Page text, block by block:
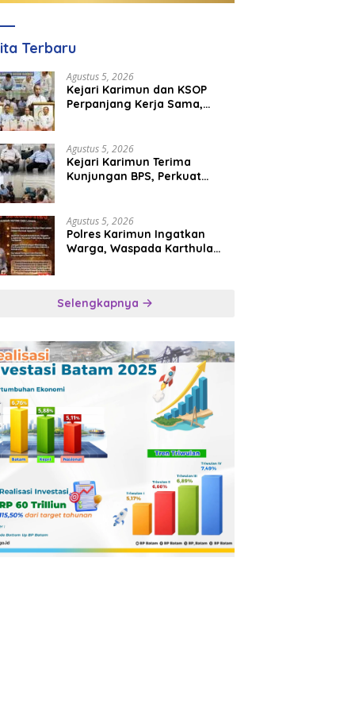
Terbaru
Agustus 5, 2026
Kejari Karimun dan KSOP
Perpanjang Kerja Sama,
Agustus 5, 2026
Kejari Karimun Terima
Kunjungan BPS, Perkuat
Agustus 5, 2026
Polres Karimun Ingatkan
Warga, Waspada Karthula
Selengkapnya